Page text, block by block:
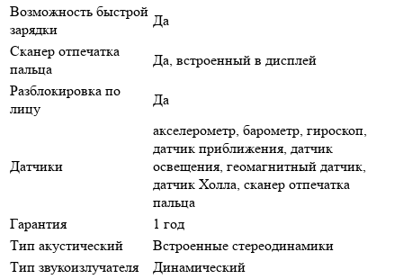
Возможность быстрой
зарядки
Да
Сканер отпечатка
пальца
Да, встроенный в дисплей
Разблокировка по
лицу
Да
Датчики
акселерометр, барометр, гироскоп,
датчик приближения, датчик
освещения, геомагнитный датчик,
датчик Холла, сканер отпечатка
пальца
Гарантия
1 год
Тип акустический
Встроенные стереодинамики
Тип звукоизлучателя
Динамический